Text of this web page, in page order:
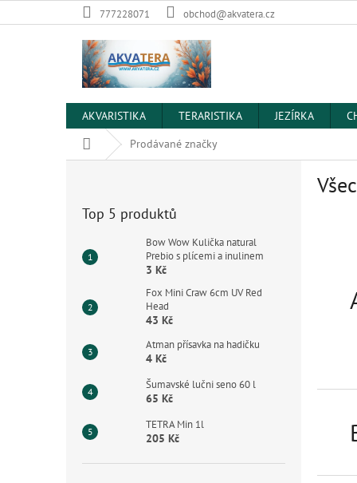
na
777228071 obchod@akvatera.cz
AKVARISTIKA TERARISTIKA JEZÍRKA
Domů
Prodávané značky
Top 5 produktů
Bow Wow Kulička natural
Prebio s plícemi a inulinem
3 Kč
Fox Mini Craw 6cm UV Red
Head
43 Kč
Atman přísavka na hadičku
4 Kč
Šumavské lučni seno 60 l
65 Kč
TETRA Min 1l
205 Kč